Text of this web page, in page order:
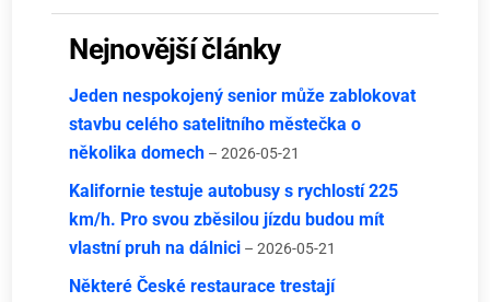
Nejnovější články
Jeden nespokojený senior může zablokovat
stavbu celého satelitního městečka o
několika domech – 2026-05-21
Kalifornie testuje autobusy s rychlostí 225
km/h. Pro svou zběsilou jízdu budou mít
vlastní pruh na dálnici – 2026-05-21
Některé České restaurace trestají